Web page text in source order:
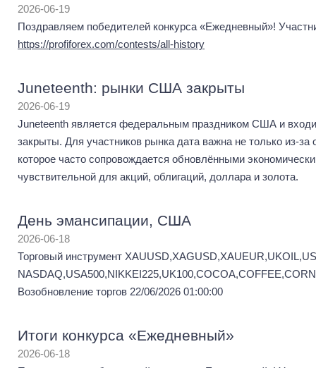
2026-06-19
Поздравляем победителей конкурса «Ежедневный»!
https://profiforex.com/contests/all-history
Juneteenth: рынки США закрыты
2026-06-19
Juneteenth является федеральным праздником США и
закрыты. Для участников рынка дата важна не только из-
которое часто сопровождается обновлёнными
чувствительной для акций, облигаций, доллара и золота.
День эмансипации, США
2026-06-18
Торговый инструмент
Возобновление торгов 22/06/2026 01:00:00
Итоги конкурса «Ежедневный»
2026-06-18